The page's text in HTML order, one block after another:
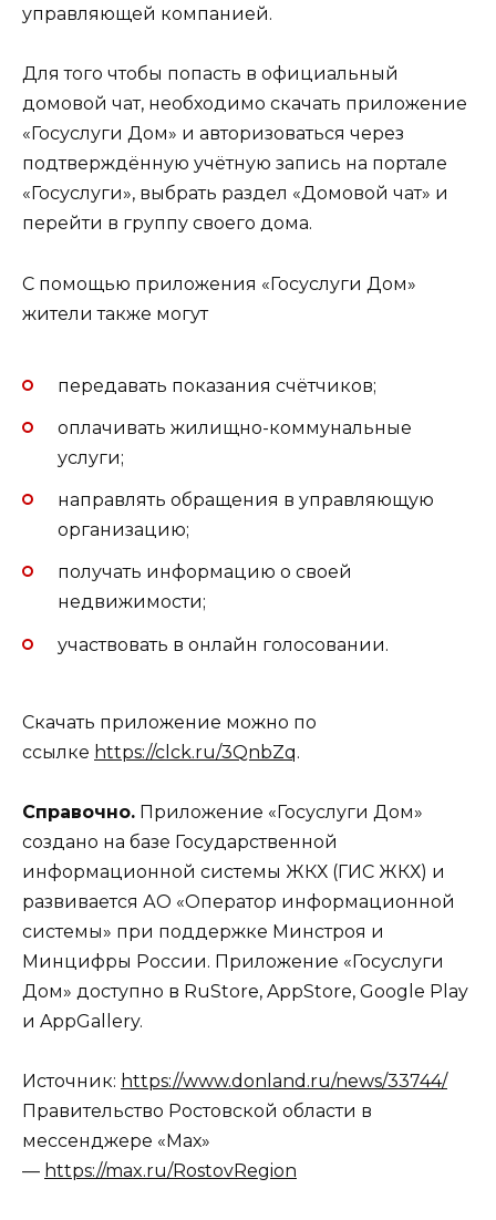
управляющей компанией.
Для того чтобы попасть в официальный
домовой чат, необходимо скачать приложение
«Госуслуги Дом» и авторизоваться через
подтверждённую учётную запись на портале
«Госуслуги», выбрать раздел «Домовой чат» и
перейти в группу своего дома.
С помощью приложения «Госуслуги Дом»
жители также могут
передавать показания счётчиков;
оплачивать жилищно-коммунальные
услуги;
направлять обращения в управляющую
организацию;
получать информацию о своей
недвижимости;
участвовать в онлайн голосовании.
Скачать приложение можно по
ссылке https://clck.ru/3QnbZq.
Справочно. Приложение «Госуслуги Дом»
создано на базе Государственной
информационной системы ЖКХ (ГИС ЖКХ) и
развивается АО «Оператор информационной
системы» при поддержке Минстроя и
Минцифры России. Приложение «Госуслуги
Дом» доступно в RuStore, AppStore, Google Play
и AppGallery.
Источник: https://www.donland.ru/news/33744/
Правительство Ростовской области в
мессенджере «Мах»
— https://max.ru/RostovRegion